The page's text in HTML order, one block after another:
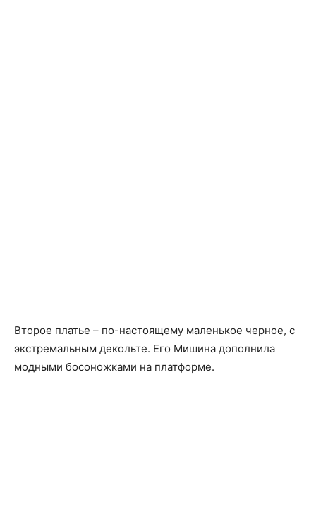
Второе платье – по-настоящему маленькое черное, с
экстремальным декольте. Его Мишина дополнила
модными босоножками на платформе.